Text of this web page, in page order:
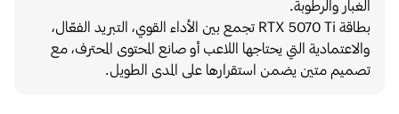
الغبار والرطوبة.
بطاقة RTX 5070 Ti تجمع بين الأداء القوي، التبريد الفعّال،
والاعتمادية التي يحتاجها اللاعب أو صانع المحتوى المحترف، مع
تصميم متين يضمن استقرارها على المدى الطويل.